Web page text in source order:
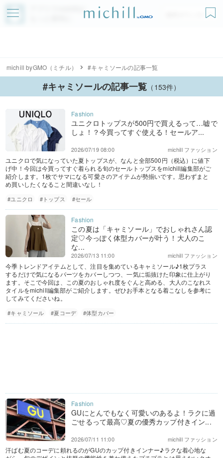
アプリでmichillが
無料ダウンロード
michill byGMO（ミチル） #キャミソールの記事一覧
#キャミソールの記事一覧 （153件）
ユニクロトップスが500円で買えるって…嘘で
しょ！？今買ってすぐ使える！セールア...
michill ファッション
2026/07/19 08:00
ユニクロで気になっていた夏トップスが、なんと全部500円（税込）に値下
げ中！今回は今買ってすぐ着られる旬のセールトップスをmichill編集部がご
紹介します。1枚でサマになる可愛さのアイテムが勢揃いです。思わずまと
め買いしたくなること間違いなし！
#ユニクロ #トップス #セール
この夏は「キャミソール」でおしゃれさん認
定♡今っぽく体型カバーが叶う！大人のこ
な...
michill ファッション
2026/07/13 11:00
今季トレンドアイテムとして、注目を集めているキャミソール♪1枚プラス
するだけで気になるパーツをカバーしつつ、一気に垢抜けた印象に仕上がり
ます。そこで今回は、この夏のおしゃれ度をぐんと高める、大人のこなれス
タイルをmichill編集部がご紹介します。ぜひお手本となる着こなしを参考に
してみてくださいね。
#キャミソール #夏コーデ #体型カバー
GUにとんでもなく可愛いのあるよ！ラクに過
ごせるって最高♡夏の優秀カップ付きイン...
michill ファッション
2026/07/11 11:00
汗ばむ夏のコーデに頼れるのがGUのカップ付きインナー♪ラクな着心地な